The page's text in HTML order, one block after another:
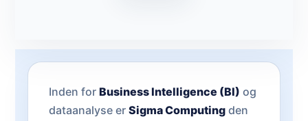
Inden for Business Intelligence (BI) og
dataanalyse er Sigma Computing den